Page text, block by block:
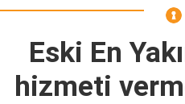
Eski En
hizmeti